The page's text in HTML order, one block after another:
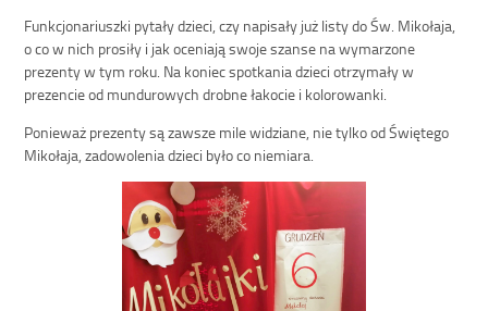
Funkcjonariuszki pytały dzieci, czy napisały już listy do Św. Mikołaja,
o co w nich prosiły i jak oceniają swoje szanse na wymarzone
prezenty w tym roku. Na koniec spotkania dzieci otrzymały w
prezencie od mundurowych drobne łakocie i kolorowanki.
Ponieważ prezenty są zawsze mile widziane, nie tylko od Świętego
Mikołaja, zadowolenia dzieci było co niemiara.